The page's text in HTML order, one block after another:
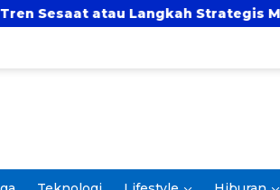
Strategis Membangun Masa Depan?